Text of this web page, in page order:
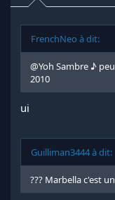
FrenchNeo à dit:
@Yoh Sambre ♪
2010
ui
Guilliman3444 à dit:
??? Marbella c'est